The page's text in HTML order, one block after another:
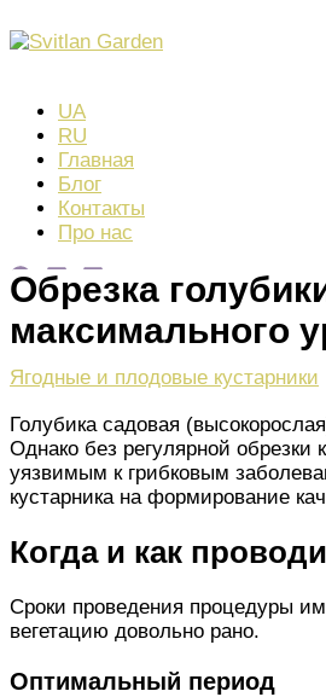
к
UA
RU
Главная
Блог
Контакты
Про нас
Обрезка
максимального
Ягодные и плодовые кустарники
Голубика садовая
Однако без регулярной обрезки
уязвимым к грибковым
кустарника на формирование
Когда и как
Сроки проведения процедуры
вегетацию довольно рано.
Оптимальный период